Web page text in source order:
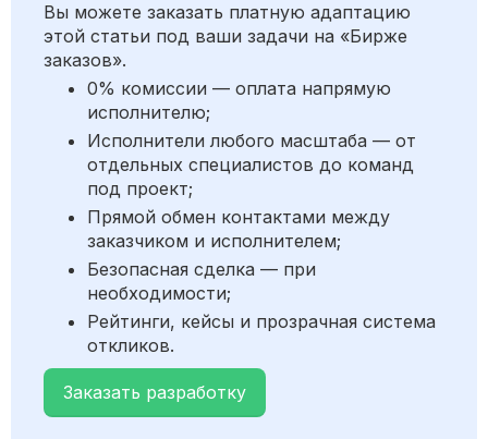
Вы можете заказать платную адаптацию
этой статьи под ваши задачи на «Бирже
заказов».
0% комиссии — оплата напрямую
исполнителю;
Исполнители любого масштаба — от
отдельных специалистов до команд
под проект;
Прямой обмен контактами между
заказчиком и исполнителем;
Безопасная сделка — при
необходимости;
Рейтинги, кейсы и прозрачная система
откликов.
Заказать разработку